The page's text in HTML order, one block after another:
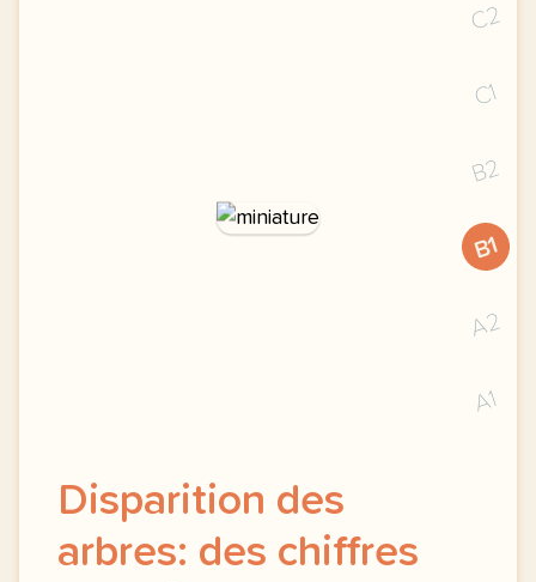
C2
C1
B2
B1
A2
A1
Disparition des
arbres: des chiffres